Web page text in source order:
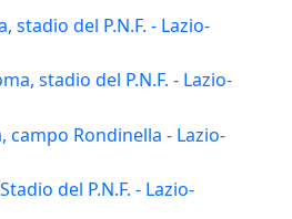
stadio del P.N.F. - Lazio-
stadio del P.N.F. - Lazio-
campo Rondinella - Lazio-
del P.N.F. - Lazio-